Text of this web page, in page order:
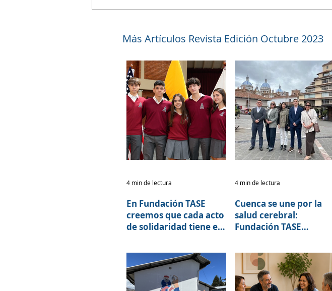
Más Artículos Revista Edición Octubre 2023
En Fundación TASE
creemos que cada acto
de solidaridad tiene el
vidas.
4 min de lectura
Cuenca se une por la
salud cerebral:
Fundación TASE
la Caminata por el
Alzheimer 2026
4 min de lectura